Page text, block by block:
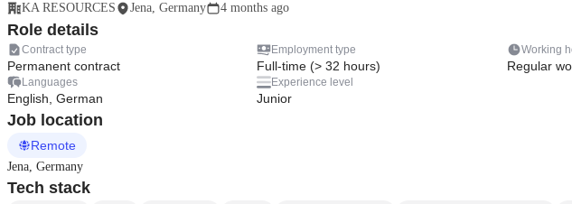
KA RESOURCES Jena, Germany 4 months ago
Role details
Contract type
Permanent contract
Employment type
Full-time (> 32 hours)
Working
Regular
Languages
English, German
Experience level
Junior
Job location
Remote
Jena, Germany
Tech stack